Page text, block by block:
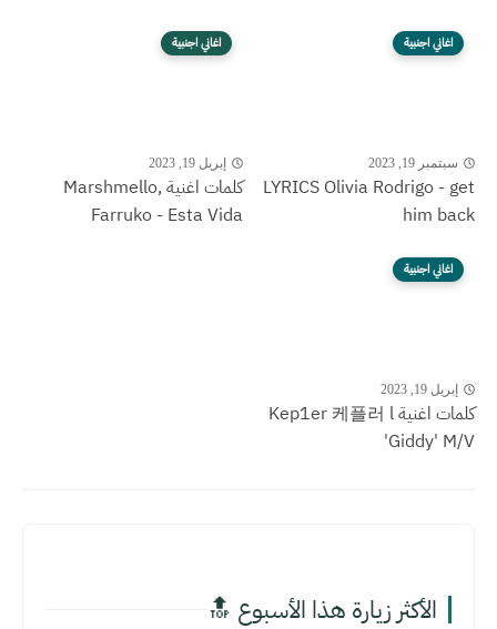
اغاني اجنبية
سبتمبر 19, 2023
LYRICS Olivia Rodrigo - get
him back
اغاني اجنبية
إبريل 19, 2023
كلمات اغنية Marshmello,
Farruko - Esta Vida
اغاني اجنبية
إبريل 19, 2023
كلمات اغنية Kep1er 케플러 l
'Giddy' M/V
الأكثر زيارة هذا الأسبوع 🔝